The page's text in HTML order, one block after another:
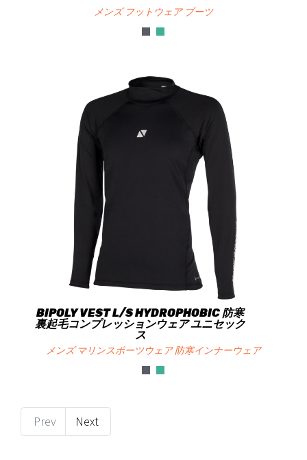
メンズ フットウェア ブーツ
BIPOLY VEST L/S HYDROPHOBIC 防寒
裏起毛コンプレッションウェア ユニセック
ス
メンズ マリンスポーツウェア 防寒インナーウェア
Prev Next